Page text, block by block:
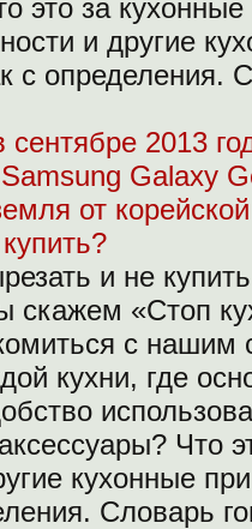
это за
и другие
с определения.
сентябре 2013
Galaxy
от
и не
скажем «Стоп
с нашим
кухни, где
Что
кухонные
Словарь